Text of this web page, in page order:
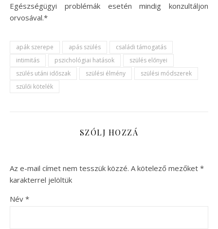
Egészségügyi problémák esetén mindig konzultáljon
orvosával.*
apák szerepe apás szülés
családi támogatás
intimitás
pszichológiai hatások
szülés előnyei
szülés utáni időszak
szülési élmény
szülési módszerek
szülői kötelék
SZÓLJ HOZZÁ
Az e-mail címet nem tesszük közzé. A kötelező mezőket *
karakterrel jelöltük
Név *